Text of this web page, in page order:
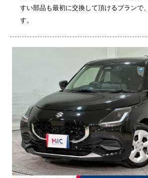
すい部品も最初に交換して頂けるプランで
す。